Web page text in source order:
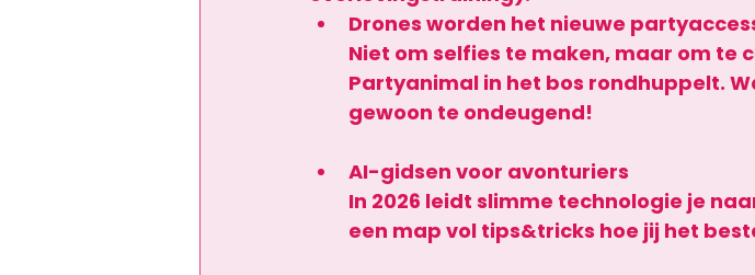
Drones worden het nieuwe
Niet om selfies te maken, maar om te
Partyanimal in het bos rondhuppelt.
gewoon te ondeugend!
AI-gidsen voor avonturiers
In 2026 leidt slimme technologie je
een map vol tips&tricks hoe jij het